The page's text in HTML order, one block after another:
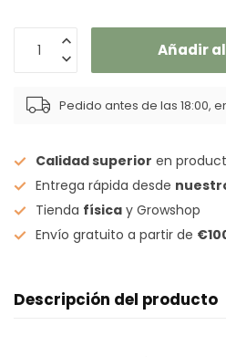
Añadir
Pedido antes de las 18:00,
Calidad superior en
Entrega rápida desde
Tienda física y Growshop
Envío gratuito a partir de
Descripción del producto